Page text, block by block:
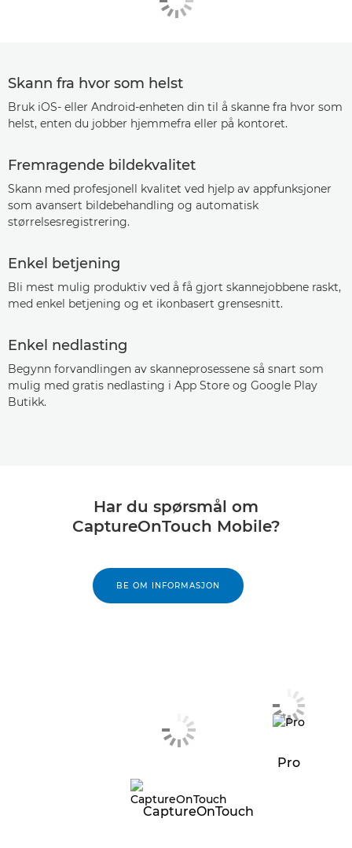
Skann fra hvor som helst
Bruk iOS- eller Android-enheten din til å skanne fra hvor som
helst, enten du jobber hjemmefra eller på kontoret.
Fremragende bildekvalitet
Skann med profesjonell kvalitet ved hjelp av appfunksjoner
som avansert bildebehandling og automatisk
størrelsesregistrering.
Enkel betjening
Bli mest mulig produktiv ved å få gjort skannejobbene raskt,
med enkel betjening og et ikonbasert grensesnitt.
Enkel nedlasting
Begynn forvandlingen av skanneprosessene så snart som
mulig med gratis nedlasting i App Store og Google Play
Butikk.
Har du spørsmål om
CaptureOnTouch Mobile?
BE OM INFORMASJON
CaptureOnTouch
Pro